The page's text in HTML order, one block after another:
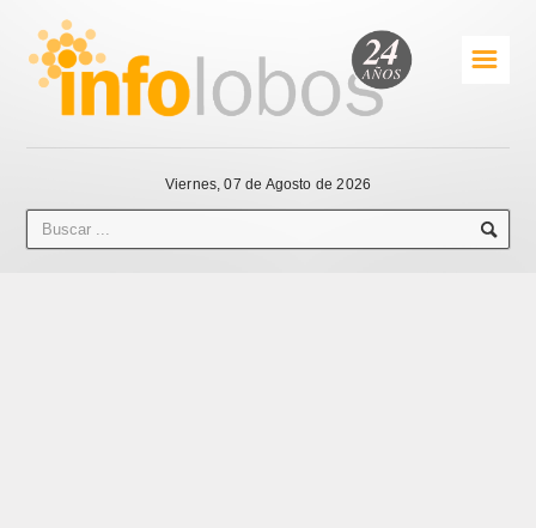
☰
Viernes, 07 de Agosto de 2026